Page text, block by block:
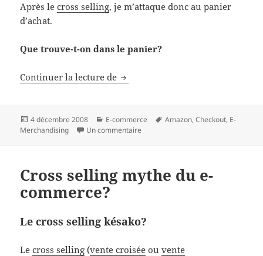
Après lecross selling, je m’attaque donc au panier
d’achat.
Que trouve-t-on dans le panier?
Continuer la lecture de Le Panier
Publié
le
4 décembre 2008 Catégories
E-commerce
Mots-
Amazon,Checkout, E-
Merchandising
Un commentaire
Cross selling mythe du e-
commerce?
Le cross selling késako?
Lecross selling (vente croisée ouvente